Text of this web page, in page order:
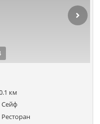
км
Сейф
Ресторан